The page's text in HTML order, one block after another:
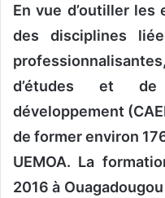
En vue d’outiller
des disciplines
d’études et
développement
de former environ
UEMOA. La
2016 à